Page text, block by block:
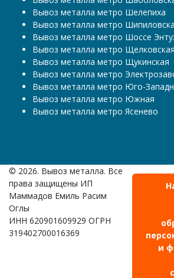
Вывоз металла метро Шелепиха
Вывоз металла метро
Вывоз металла метро Шоссе
Вывоз металла метро Щелковская
Вывоз металла метро Щукинская
Вывоз металла метро
Вывоз металла метро Юго-
Вывоз металла метро Южная
Вывоз металла метро Ясенево
© 2026. Вывоз металла. Все
права защищены ИП
Маммадов Емиль Расим
Оглы
ИНН 620901609929 ОГРН
319402700016369
и